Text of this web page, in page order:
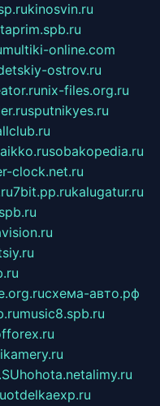
kinosvin.ru
multiki-online.com
ostrov.ru
nix-files.org.ru
sputnikyes.ru
sobakopedia.ru
clock.net.ru
7bit.pp.rukalugatur.ru
схема-авто.рф
music8.spb.ru
hohota.netalimy.ru
otdelkaexp.ru